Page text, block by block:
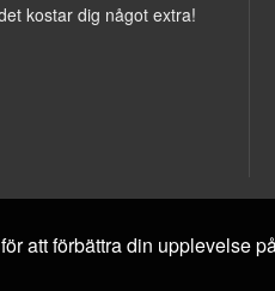
kostar dig något extra!
att förbättra din upplevelse